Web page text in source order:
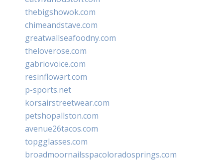
thebigshowok.com
chimeandstave.com
greatwallseafoodny.com
theloverose.com
gabriovoice.com
resinflowart.com
p-sports.net
korsairstreetwear.com
petshopallston.com
avenue26tacos.com
topgglasses.com
broadmoornailsspacoloradosprings.com